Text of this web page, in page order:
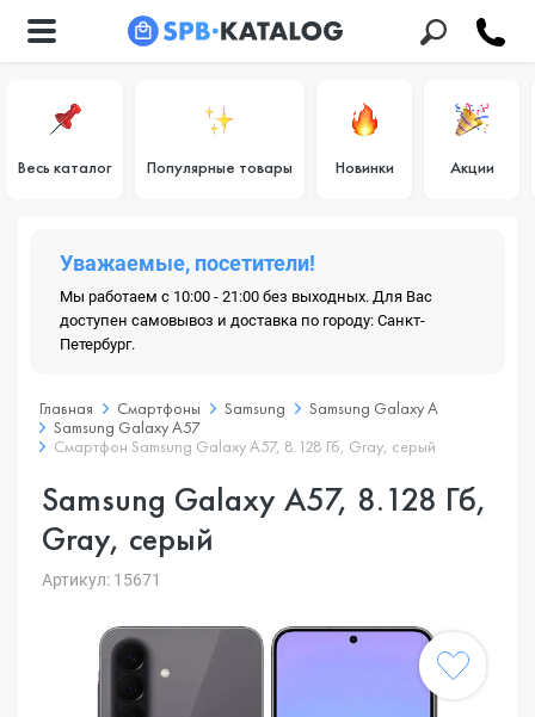
Весь каталог Популярные товары Новинки Акции
Уважаемые, посетители!
Мы работаем с 10:00 - 21:00 без выходных. Для Вас
доступен самовывоз и доставка по городу: Санкт-
Петербург.
Главная Смартфоны Samsung
Samsung Galaxy A
Samsung Galaxy A57
Смартфон Samsung Galaxy A57, 8.128 Гб, Gray, серый
Samsung Galaxy A57, 8.128 Гб,
Gray, серый
Артикул: 15671